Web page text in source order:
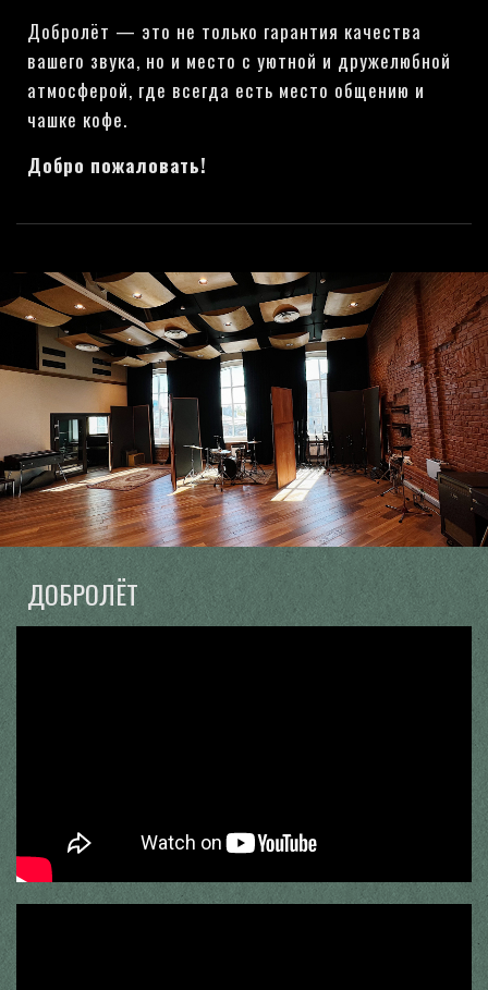
Добролёт — это не только гарантия качества
вашего звука, но и место с уютной и дружелюбной
атмосферой, где всегда есть место общению и
чашке кофе.
Добро пожаловать!
ДОБРОЛЁТ